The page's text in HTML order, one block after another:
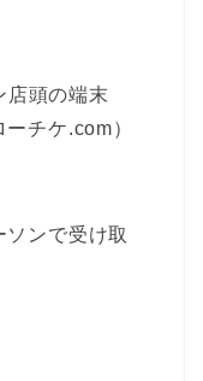
店頭の端末
チケ.com）
ンで受け取